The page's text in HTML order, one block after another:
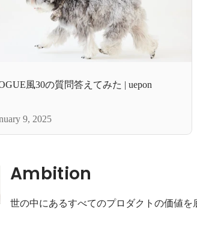
風30の質問答えてみた | uepon
9, 2025
Ambition
世の中にあるすべてのプロダクトの価値を